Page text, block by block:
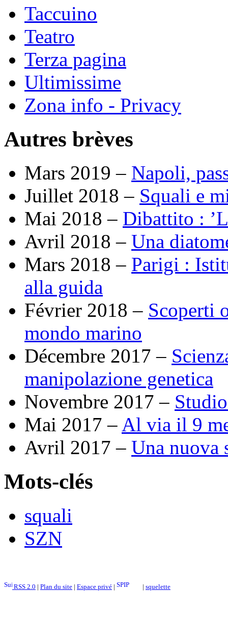
Taccuino
Teatro
Terza pagina
Ultimissime
Zona info - Privacy
Autres brèves
Mars 2019 – Napoli,
Juillet 2018 – Squali e
Mai 2018 – Dibattito :
Avril 2018 – Una
Mars 2018 – Parigi :
alla guida
Février 2018 – Scoperti
mondo marino
Décembre 2017 –
manipolazione genetica
Novembre 2017 –
Mai 2017 – Al via il 9
Avril 2017 – Una nuova
Mots-clés
squali
SZN
RSS 2.0 | Plan du site | Espace privé | | squelette